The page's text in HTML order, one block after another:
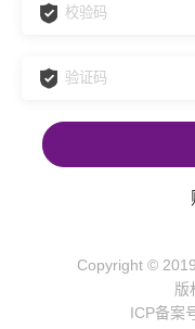
Copyright ©
版
ICP备案